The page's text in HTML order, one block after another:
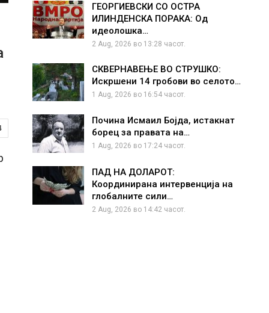
ГЕОРГИЕВСКИ СО ОСТРА
ИЛИНДЕНСКА ПОРАКА: Од
идеолошка…
2 Aug, 2026 во 13:28 часот.
СКВЕРНАВЕЊЕ ВО СТРУШКО:
Искршени 14 гробови во селото…
1 Aug, 2026 во 16:54 часот.
Почина Исмаил Бојда, истакнат
борец за правата на…
1 Aug, 2026 во 17:24 часот.
ПАД НА ДОЛАРОТ:
Координирана интервенција на
глобалните сили…
2 Aug, 2026 во 14:42 часот.